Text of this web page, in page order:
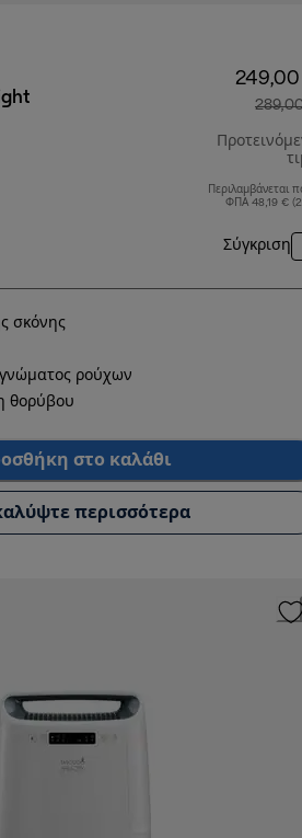
Περιλαμβάνεται
ΦΠΑ 48,19 €
Σύγκριση
σκόνης
ρούχων
θορύβου
στο καλάθι
περισσότερα